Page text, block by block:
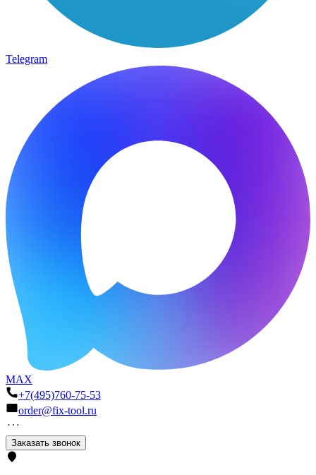
Telegram
MAX
+7(495)760-75-53
order@fix-tool.ru
Заказать звонок